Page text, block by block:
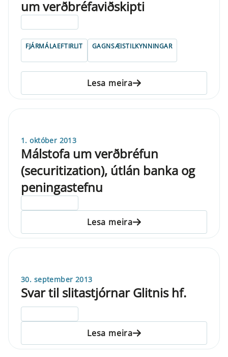
um verðbréfaviðskipti
FJÁRMÁLAEFTIRLIT GAGNSÆISTILKYNNINGAR
Lesa meira
1. október 2013
Málstofa um verðbréfun
(securitization), útlán banka og
peningastefnu
Lesa meira
30. september 2013
Svar til slitastjórnar Glitnis hf.
Lesa meira